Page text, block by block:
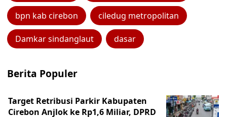
bpn kab cirebon ciledug metropolitan
Damkar sindanglaut dasar
Berita Populer
Target Retribusi Parkir Kabupaten
Cirebon Anjlok ke Rp1,6 Miliar, DPRD